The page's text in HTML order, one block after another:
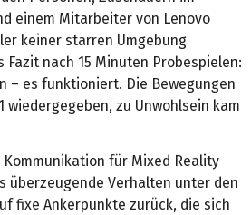
einem Mitarbeiter von Lenovo
keiner starren Umgebung
nach 15 Minuten Probespielen:
– es funktioniert. Die Bewegungen
wiedergegeben, zu Unwohlsein kam
für Mixed Reality
überzeugende Verhalten unter den
fixe Ankerpunkte zurück, die sich